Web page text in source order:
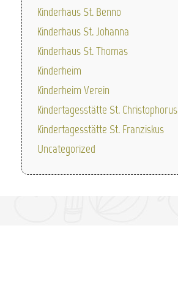
Kinderhaus St. Benno
Kinderhaus St. Johanna
Kinderhaus St. Thomas
Kinderheim
Kinderheim Verein
Kindertagesstätte St. Christophorus
Kindertagesstätte St. Franziskus
Uncategorized